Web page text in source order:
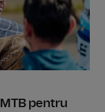
pentru